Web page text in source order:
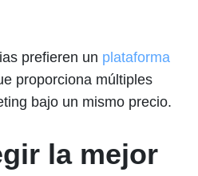
prefieren un plataforma
proporciona múltiples
bajo un mismo precio.
la mejor